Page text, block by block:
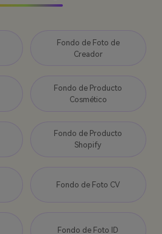
Fondo de Foto de
Creador
Fondo de Producto
Cosmético
Fondo de Producto
Shopify
Fondo de Foto CV
Fondo de Foto ID